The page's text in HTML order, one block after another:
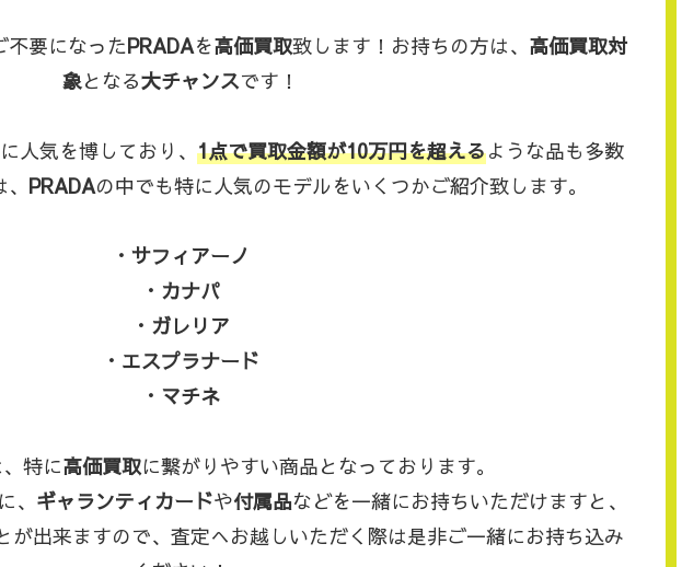
不要になったPRADAを高価買取致します！お持ちの方は、 高価買取対
象となる大チャンスです！
人気を博しており、1点で買取金額が10万円を超えるような品も多数
PRADAの中でも特に人気のモデルをいくつかご紹介致します。
・サフィアーノ
・カナパ
・ガレリア
・エスプラナード
・マチネ
特に高価買取に繋がりやすい商品となっております。
、 ギャランティカードや付属品などを一緒にお持ちいただけますと、
が出来ますので、査定へお越しいただく際は是非ご一緒にお持ち込み